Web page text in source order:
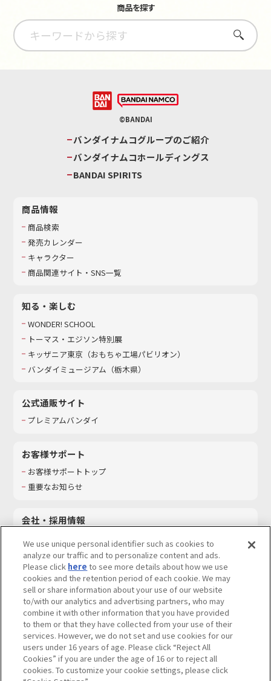
商品を探す
さがす
©BANDAI
バンダイナムコグループのご紹介
バンダイナムコホールディングス
BANDAI SPIRITS
商品情報
商品検索
発売カレンダー
キャラクター
商品関連サイト・SNS一覧
知る・楽しむ
WONDER! SCHOOL
トーマス・エジソン特別展
キッザニア東京（おもちゃ工場パビリオン）​
バンダイミュージアム（栃木県）
公式通販サイト
プレミアムバンダイ
お客様サポート
お客様サポートトップ
重要なお知らせ
会社・採用情報
採用情報
サステナビリティ
お問い合わせ
ウェブサイトご利用条件 ソーシャルメディアポリシー
個人情報及び特定個人情報等の取り扱いに関する保護方針
Do Not Sell or Share My Personal Information著作権・商標について
We use unique personal identifier such as cookies to
analyze our traffic and to personalize content and ads.
Please click here to see more details about how we use
cookies and the retention period of each cookie. We may
sell or share information about your use of our website
to/with our analytics and advertising partners, who may
combine it with other information that you have provided
to them or that they have collected from your use of their
services. However, we do not set and use cookies for our
users under 16 years of age. Please click “Reject All
Cookies” if you are under the age of 16 or to reject all
cookies. To customize your cookie settings, please click